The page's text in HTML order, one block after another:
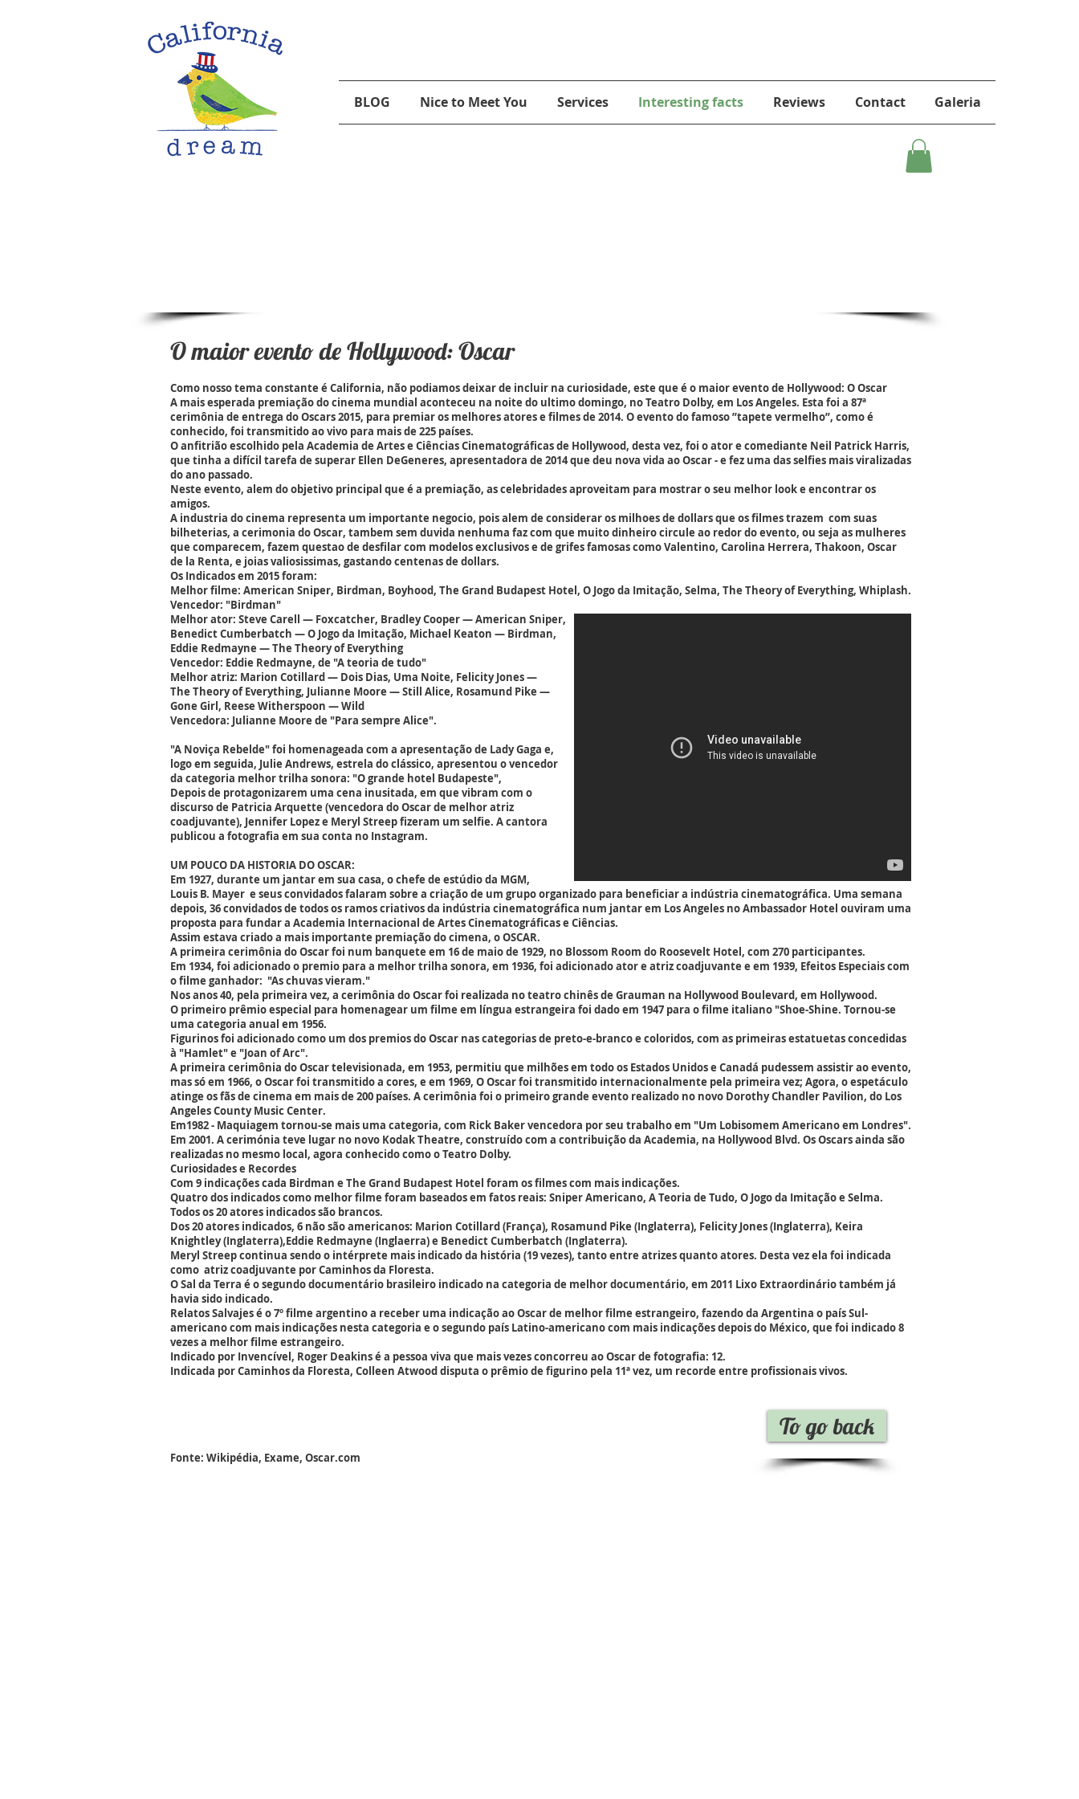
BLOG
Nice to Meet You Services Interesting facts Reviews Contact Galeria
O maior evento de Hollywood: Oscar
Como nosso tema constante é California, não podiamos deixar de incluir na curiosidade, este que é o maior evento de Hollywood: O Oscar
A mais esperada premiação do cinema mundial aconteceu na noite do ultimo domingo, no Teatro Dolby, em Los Angeles. Esta foi a 87ª
cerimônia de entrega do Oscars 2015, para premiar os melhores atores e filmes de 2014. O evento do famoso ”tapete vermelho”, como é
conhecido, foi transmitido ao vivo para mais de 225 países.
O anfitrião escolhido pela Academia de Artes e Ciências Cinematográficas de Hollywood, desta vez, foi o ator e comediante Neil Patrick Harris,
que tinha a difícil tarefa de superar Ellen DeGeneres, apresentadora de 2014 que deu nova vida ao Oscar - e fez uma das selfies mais viralizadas
do ano passado.
Neste evento, alem do objetivo principal que é a premiação, as celebridades aproveitam para mostrar o seu melhor look e encontrar os
amigos.
A industria do cinema representa um importante negocio, pois alem de considerar os milhoes de dollars que os filmes trazem com suas
bilheterias, a cerimonia do Oscar, tambem sem duvida nenhuma faz com que muito dinheiro circule ao redor do evento, ou seja as mulheres
que comparecem, fazem questao de desfilar com modelos exclusivos e de grifes famosas como Valentino, Carolina Herrera, Thakoon, Oscar
de la Renta, e joias valiosissimas, gastando centenas de dollars.
Os Indicados em 2015 foram:
Melhor filme: American Sniper, Birdman, Boyhood, The Grand Budapest Hotel, O Jogo da Imitação, Selma, The Theory of Everything, Whiplash.
Vencedor: "Birdman"
Melhor ator: Steve Carell — Foxcatcher, Bradley Cooper — American Sniper,
Benedict Cumberbatch — O Jogo da Imitação, Michael Keaton — Birdman,
Eddie Redmayne — The Theory of Everything
Vencedor: Eddie Redmayne, de "A teoria de tudo"
Melhor atriz: Marion Cotillard — Dois Dias, Uma Noite, Felicity Jones —
The Theory of Everything, Julianne Moore — Still Alice, Rosamund Pike —
Gone Girl, Reese Witherspoon — Wild
Vencedora: Julianne Moore de "Para sempre Alice".
"A Noviça Rebelde" foi homenageada com a apresentação de Lady Gaga e,
logo em seguida, Julie Andrews, estrela do clássico, apresentou o vencedor
da categoria melhor trilha sonora: "O grande hotel Budapeste",
Depois de protagonizarem uma cena inusitada, em que vibram com o
discurso de Patricia Arquette (vencedora do Oscar de melhor atriz
coadjuvante), Jennifer Lopez e Meryl Streep fizeram um selfie. A cantora
publicou a fotografia em sua conta no Instagram.
UM POUCO DA HISTORIA DO OSCAR:
Em 1927, durante um jantar em sua casa, o chefe de estúdio da MGM,
Louis B. Mayer e seus convidados falaram sobre a criação de um grupo organizado para beneficiar a indústria cinematográfica. Uma semana
depois, 36 convidados de todos os ramos criativos da indústria cinematográfica num jantar em Los Angeles no Ambassador Hotel ouviram uma
proposta para fundar a Academia Internacional de Artes Cinematográficas e Ciências.
Assim estava criado a mais importante premiação do cimena, o OSCAR.
A primeira cerimônia do Oscar foi num banquete em 16 de maio de 1929, no Blossom Room do Roosevelt Hotel, com 270 participantes.
Em 1934, foi adicionado o premio para a melhor trilha sonora, em 1936, foi adicionado ator e atriz coadjuvante e em 1939, Efeitos Especiais com
o filme ganhador: "As chuvas vieram."
Nos anos 40, pela primeira vez, a cerimônia do Oscar foi realizada no teatro chinês de Grauman na Hollywood Boulevard, em Hollywood.
O primeiro prêmio especial para homenagear um filme em língua estrangeira foi dado em 1947 para o filme italiano "Shoe-Shine. Tornou-se
uma categoria anual em 1956.
Figurinos foi adicionado como um dos premios do Oscar nas categorias de preto-e-branco e coloridos, com as primeiras estatuetas concedidas
à "Hamlet" e "Joan of Arc".
A primeira cerimônia do Oscar televisionada, em 1953, permitiu que milhões em todo os Estados Unidos e Canadá pudessem assistir ao evento,
mas só em 1966, o Oscar foi transmitido a cores, e em 1969, O Oscar foi transmitido internacionalmente pela primeira vez; Agora, o espetáculo
atinge os fãs de cinema em mais de 200 países. A cerimônia foi o primeiro grande evento realizado no novo Dorothy Chandler Pavilion, do Los
Angeles County Music Center.
Em1982 - Maquiagem tornou-se mais uma categoria, com Rick Baker vencedora por seu trabalho em "Um Lobisomem Americano em Londres".
Em 2001. A cerimónia teve lugar no novo Kodak Theatre, construído com a contribuição da Academia, na Hollywood Blvd. Os Oscars ainda são
realizadas no mesmo local, agora conhecido como o Teatro Dolby.
Curiosidades e Recordes
Com 9 indicações cada Birdman e The Grand Budapest Hotel foram os filmes com mais indicações.
Quatro dos indicados como melhor filme foram baseados em fatos reais: Sniper Americano, A Teoria de Tudo, O Jogo da Imitação e Selma.
Todos os 20 atores indicados são brancos.
Dos 20 atores indicados, 6 não são americanos: Marion Cotillard (França), Rosamund Pike (Inglaterra), Felicity Jones (Inglaterra), Keira
Knightley (Inglaterra),Eddie Redmayne (Inglaerra) e Benedict Cumberbatch (Inglaterra).
Meryl Streep continua sendo o intérprete mais indicado da história (19 vezes), tanto entre atrizes quanto atores. Desta vez ela foi indicada
como atriz coadjuvante por Caminhos da Floresta.
O Sal da Terra é o segundo documentário brasileiro indicado na categoria de melhor documentário, em 2011 Lixo Extraordinário também já
havia sido indicado.
Relatos Salvajes é o 7º filme argentino a receber uma indicação ao Oscar de melhor filme estrangeiro, fazendo da Argentina o país Sul-
americano com mais indicações nesta categoria e o segundo país Latino-americano com mais indicações depois do México, que foi indicado 8
vezes a melhor filme estrangeiro.
Indicado por Invencível, Roger Deakins é a pessoa viva que mais vezes concorreu ao Oscar de fotografia: 12.
Indicada por Caminhos da Floresta, Colleen Atwood disputa o prêmio de figurino pela 11ª vez, um recorde entre profissionais vivos.
Fonte: Wikipédia, Exame, Oscar.com
To go back